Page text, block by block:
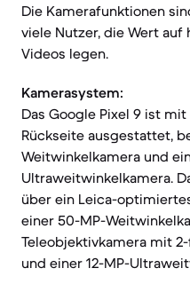
Die Kamerafunktionen
viele Nutzer, die Wert
Videos legen.
Kamerasystem:
Das Google Pixel 9 ist
Rückseite ausgestattet,
Weitwinkelkamera und
Ultraweitwinkelkamera.
über ein Leica-
einer 50-MP-
Teleobjektivkamera mit
und einer 12-MP-